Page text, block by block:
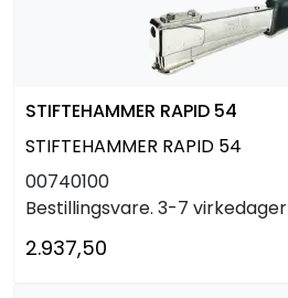
STIFTEHAMMER RAPID 54
STIFTEHAMMER RAPID 54
00740100
Bestillingsvare. 3-7 virkedager
2.937,50